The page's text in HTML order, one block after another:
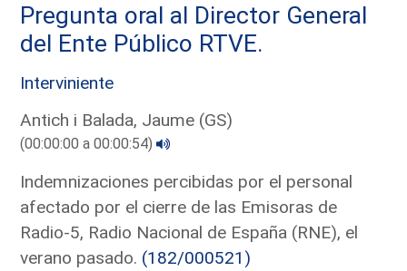
Pregunta oral al Director General
del Ente Público RTVE.
Interviniente
Antich i Balada, Jaume (GS)
(00:00:00 a 00:00:54)
Indemnizaciones percibidas por el personal
afectado por el cierre de las Emisoras de
Radio-5, Radio Nacional de España (RNE), el
verano pasado. (182/000521)